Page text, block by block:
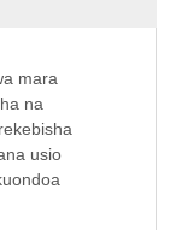
mara
na
usio